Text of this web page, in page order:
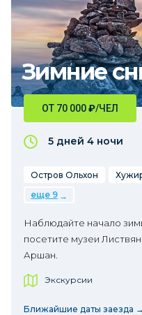
Зимние
ОТ 70 000₽/ЧЕЛ
5 дней 4 ночи
Остров Ольхон
еще 9
Наблюдайте начало
посетите музеи
Аршан.
Экскурсии
Ближайшие даты заезда →